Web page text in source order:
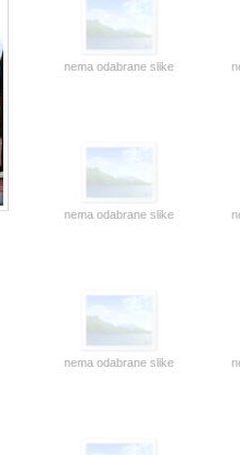
nema odabrane slike
nema odabrane slike
nema odabrane slike